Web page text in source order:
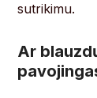
sutrikimu.
Ar